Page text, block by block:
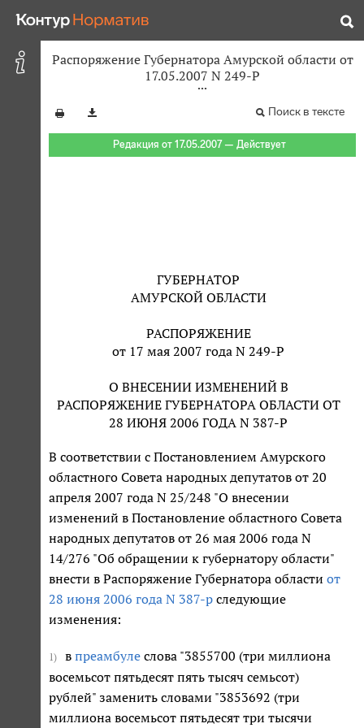
Распоряжение Губернатора Амурской области от
17.05.2007 N 249-Р
Поиск в тексте
Редакция от 17.05.2007 — Действует
ГУБЕРНАТОР
АМУРСКОЙ ОБЛАСТИ
РАСПОРЯЖЕНИЕ
от 17 мая 2007 года N 249-Р
О ВНЕСЕНИИ ИЗМЕНЕНИЙ В
РАСПОРЯЖЕНИЕ ГУБЕРНАТОРА ОБЛАСТИ ОТ
28 ИЮНЯ 2006 ГОДА N 387-Р
В соответствии с Постановлением Амурского
областного Совета народных депутатов от 20
апреля 2007 года N 25/248 "О внесении
изменений в Постановление областного Совета
народных депутатов от 26 мая 2006 года N
14/276 "Об обращении к губернатору области"
внести в Распоряжение Губернатора области от
28 июня 2006 года N 387-р следующие
изменения:
1) в преамбуле слова "3855700 (три миллиона
восемьсот пятьдесят пять тысяч семьсот)
рублей" заменить словами "3853692 (три
миллиона восемьсот пятьдесят три тысячи